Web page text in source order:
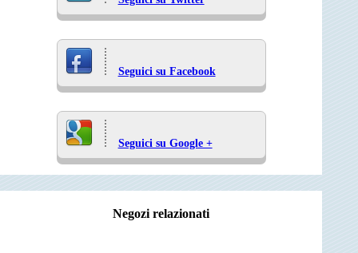
Seguici su Facebook
Seguici su Google +
Negozi relazionati